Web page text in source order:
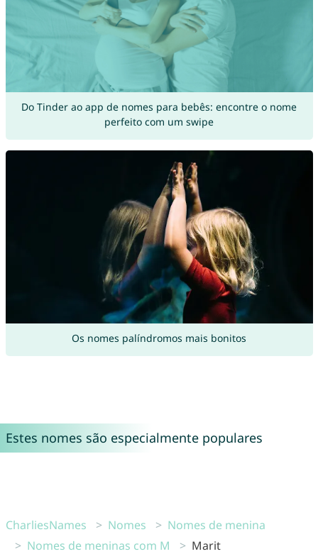
Do Tinder ao app de nomes para bebês: encontre o nome
perfeito com um swipe
Os nomes palíndromos mais bonitos
Estes nomes são especialmente populares
CharliesNames Nomes
Nomes de menina
Nomes de meninas com M
Marit